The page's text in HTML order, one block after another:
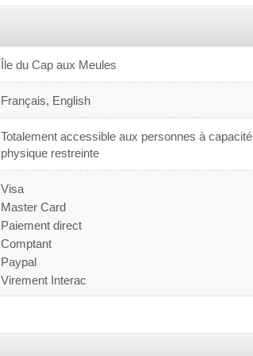
Île du Cap aux Meules
Français, English
Totalement accessible aux personnes à capacité
physique restreinte
Visa
Master Card
Paiement direct
Comptant
Paypal
Virement Interac